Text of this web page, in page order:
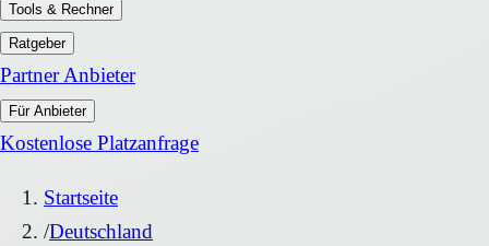
Tools & Rechner
Ratgeber
Partner Anbieter
Für Anbieter
Kostenlose Platzanfrage
Startseite
/Deutschland